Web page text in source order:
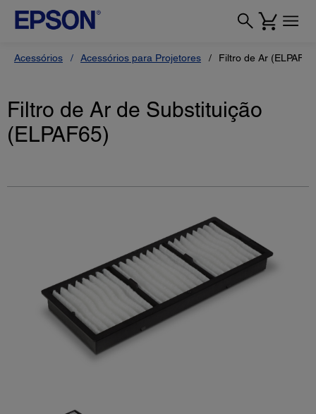
Acessórios Acessórios para Projetores Filtro de Ar
Filtro de Ar de Substituição
(ELPAF65)